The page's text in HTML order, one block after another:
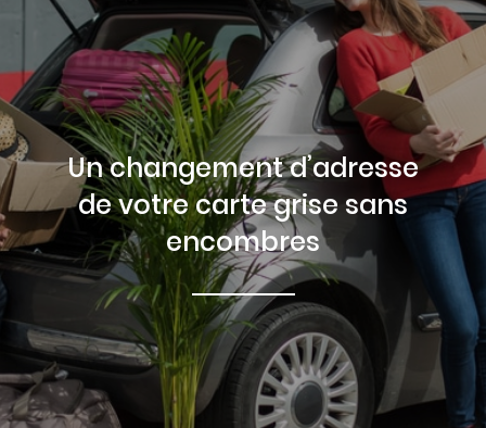
Un changement d’adresse
de votre carte grise sans
encombres